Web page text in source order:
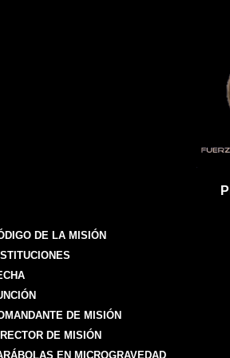
DE LA MISIÓN
DE MISIÓN
DE MISIÓN
EN MICROGRAVEDAD